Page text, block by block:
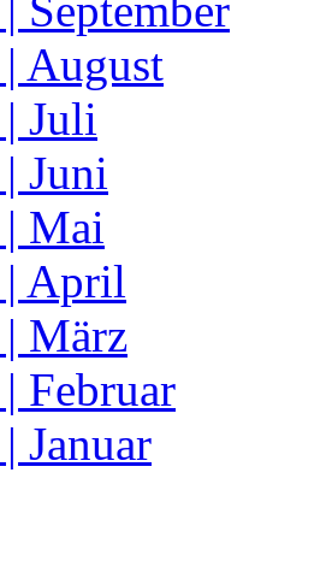
September
August
Juli
Juni
Mai
April
März
Februar
Januar